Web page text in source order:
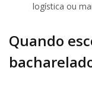
logística ou
Quando